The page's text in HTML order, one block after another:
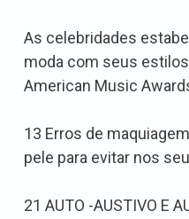
As celebridades
moda com seus
American Music
13 Erros de
pele para evitar nos
21 AUTO -AUSTIVO E